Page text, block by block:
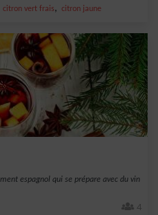
citron vert frais, citron jaune
espagnol qui se prépare avec du vin
4